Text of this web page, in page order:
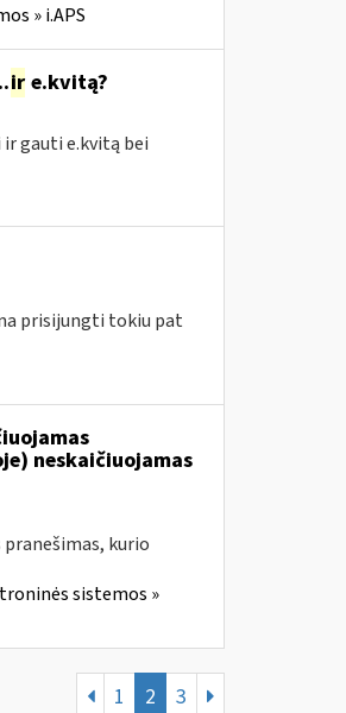
» i.APS
ire.kvitą?
gauti e.kvitą bei
prisijungti tokiu pat
neskaičiuojamas
kurio
sistemos »
1 2 3